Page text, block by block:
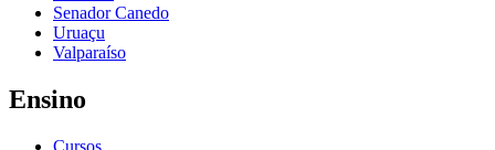
Senador Canedo
Uruaçu
Valparaíso
Ensino
Cursos